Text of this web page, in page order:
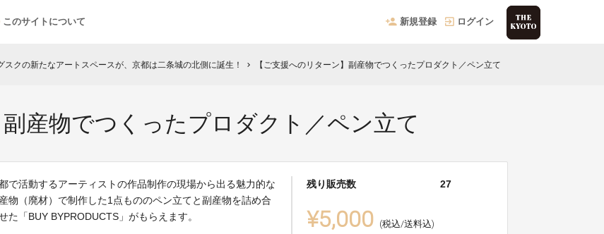
このサイトについて 新規登録 ログイン
クの新たなアートスペースが、京都は二条城の北側に誕生！ chevron_right 【ご支援へのリターン】副産物でつくったプロダクト／ペン立て
副産物でつくったプロダクト／ペン立て
で活動するアーティストの作品制作の現場から出る魅力的な
物（廃材）で制作した1点もののペン立てと副産物を詰め合
た「BUY BYPRODUCTS」がもらえます。
残り販売数 27
¥5,000 (税込/送料込)